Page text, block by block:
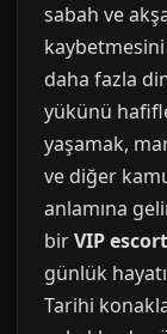
sabah ve
daha fazla
yükünü
yaşamak,
ve diğer
anlamına
birVIP escort
günlük
Tarihi